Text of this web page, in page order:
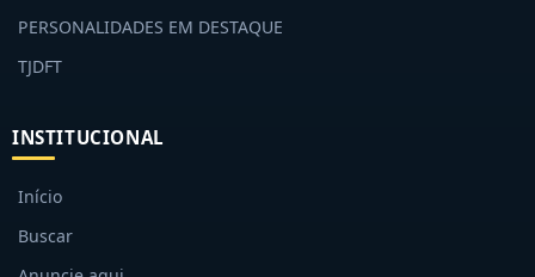
PERSONALIDADES EM DESTAQUE
TJDFT
INSTITUCIONAL
Início
Buscar